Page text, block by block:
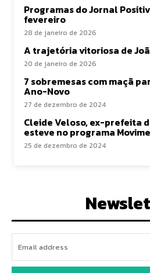
Programas do Jornal
fevereiro
28 de janeiro de 2026
A trajetória vitoriosa de
20 de janeiro de 2026
7 sobremesas com maçã
Ano-Novo
27 de dezembro de 2024
Cleide Veloso, ex-prefeita
esteve no programa
25 de dezembro de 2024